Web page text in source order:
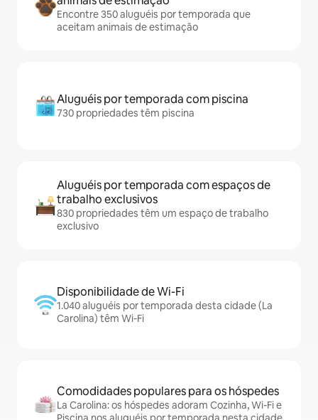
Encontre 350 aluguéis por temporada que
aceitam animais de estimação
Aluguéis por temporada com piscina
730 propriedades têm piscina
Aluguéis por temporada com espaços de
trabalho exclusivos
830 propriedades têm um espaço de trabalho
exclusivo
Disponibilidade de Wi-Fi
1.040 aluguéis por temporada desta cidade (La
Carolina) têm Wi-Fi
Comodidades populares para os hóspedes
La Carolina: os hóspedes adoram Cozinha, Wi-Fi e